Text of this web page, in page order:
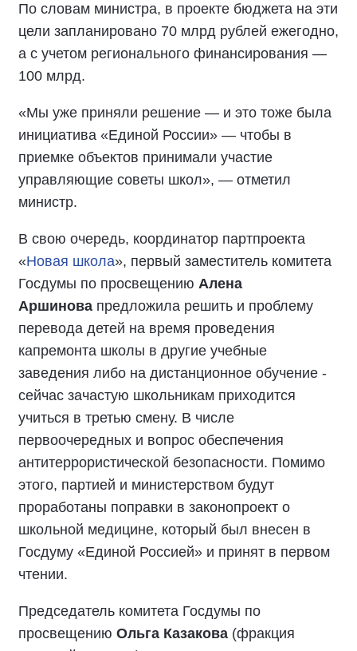
По словам министра, в проекте бюджета на эти
цели запланировано 70 млрд рублей ежегодно,
а с учетом регионального финансирования —
100 млрд.
«Мы уже приняли решение — и это тоже была
инициатива «Единой России» — чтобы в
приемке объектов принимали участие
управляющие советы школ», — отметил
министр.
В свою очередь, координатор партпроекта
«Новая школа», первый заместитель комитета
Госдумы по просвещению Алена
Аршинова предложила решить и проблему
перевода детей на время проведения
капремонта школы в другие учебные
заведения либо на дистанционное обучение -
сейчас зачастую школьникам приходится
учиться в третью смену. В числе
первоочередных и вопрос обеспечения
антитеррористической безопасности. Помимо
этого, партией и министерством будут
проработаны поправки в законопроект о
школьной медицине, который был внесен в
Госдуму «Единой Россией» и принят в первом
чтении.
Председатель комитета Госдумы по
просвещению Ольга Казакова (фракция